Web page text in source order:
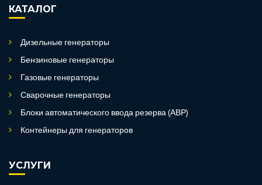
КАТАЛОГ
Дизельные генераторы
Бензиновые генераторы
Газовые генераторы
Сварочные генераторы
Блоки автоматического ввода резерва (АВР)
Контейнеры для генераторов
УСЛУГИ